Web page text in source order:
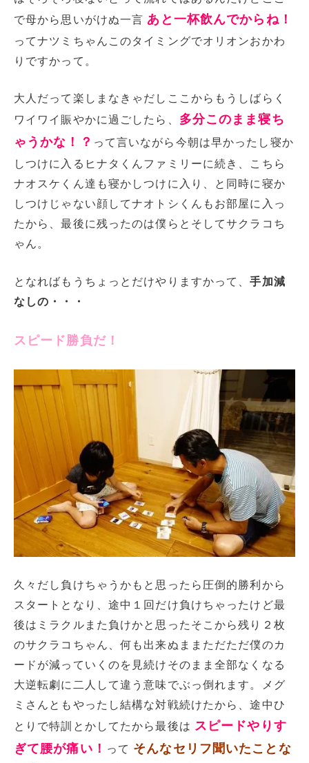
で母から思いがけぬ一言 あと一杯飲んでからね！
ってナツミちゃんこのタイミングでオリオンおかわ
りですかって。
大人だって楽しまなきゃだしここからもうしばらく
ワイワイ賑やかに過ごしたら、 多分このまま寝ち
ゃうかな！？ って言いながら今朝は早かったし寝か
しつけに入るヒナタくんファミリーに続き、こちら
ナオスケくん達も寝かしつけに入り、と同時に寝か
しつけじゃない顔してナオトシくんもお部屋に入っ
たから、最後に残ったのは僕らとそしてサクラコち
ゃん。
となればもうちょっとだけやりますかって、手加減
なしの・・・
スピード勝負だ！
久々だし負けちゃうかもと思ったら圧倒的勝利から
スタートとなり、途中１回だけ負けちゃったけど最
後はミラクルまた負けかと思ったそこから残り２枚
のサクラコちゃん、何も出来ぬままただただ僕のカ
ードが減っていくのを見続けそのまま全部なくなる
大逆転劇に二人して違う意味でぶっ倒れます。メグ
ミさんともやったし結構な対戦続けたから、途中ひ
とりで特訓とかしてたから最後は スピードやりす
ぎて腰が痛い！ って そんなセリフ聞いたことな